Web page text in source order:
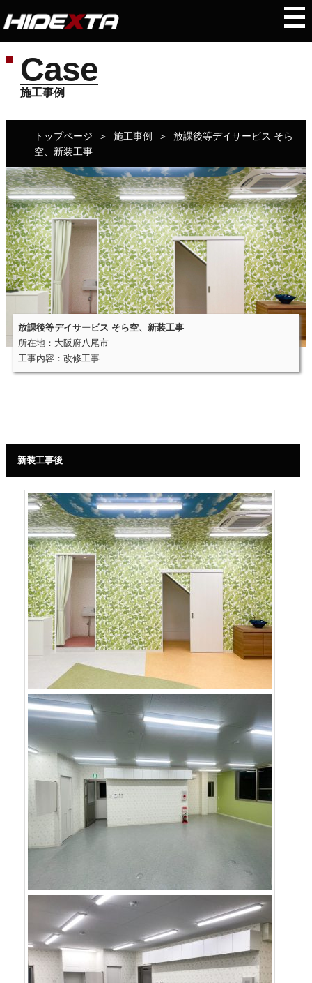
Case
施工事例
トップページ ＞ 施工事例 ＞ 放課後等デイサービス そら
空、新装工事
放課後等デイサービス そら空、新装工事
所在地：大阪府八尾市
工事内容：改修工事
新装工事後